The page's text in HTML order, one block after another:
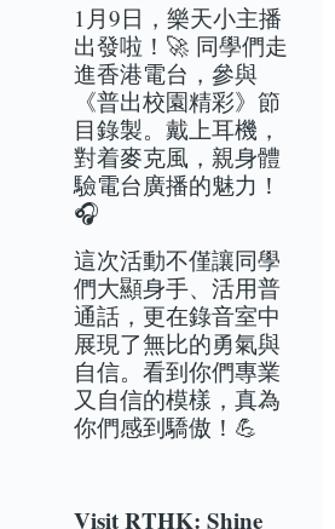
1月9日，樂天小主播
出發啦！🚀 同學們走
進香港電台，參與
《普出校園精彩》節
目錄製。戴上耳機，
對着麥克風，親身體
驗電台廣播的魅力！
🎧
這次活動不僅讓同學
們大顯身手、活用普
通話，更在錄音室中
展現了無比的勇氣與
自信。看到你們專業
又自信的模樣，真為
你們感到驕傲！💪
Visit RTHK: Shine